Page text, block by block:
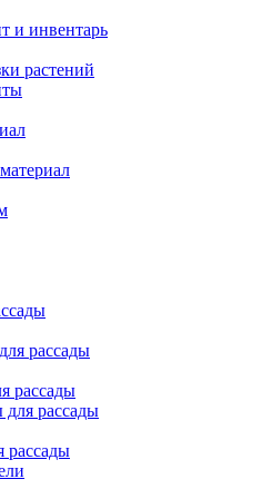
и инвентарь
растений
рассады
рассады
рассады
рассады